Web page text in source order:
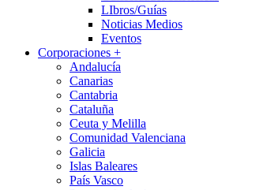
LIbros/Guías
Noticias Medios
Eventos
Corporaciones +
Andalucía
Canarias
Cantabria
Cataluña
Ceuta y Melilla
Comunidad Valenciana
Galicia
Islas Baleares
País Vasco